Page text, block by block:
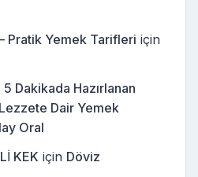
Pratik Yemek Tarifleri için
Dakikada Hazırlanan
Dair Yemek
Oral
KEK için Döviz